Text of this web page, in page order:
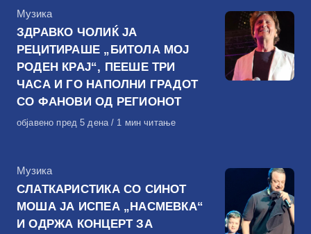
КАтегорија
Музика
ЗДРАВКО ЧОЛИЌ ЈА
РЕЦИТИРАШЕ „БИТОЛА МОЈ
РОДЕН КРАЈ“, ПЕЕШЕ ТРИ
ЧАСА И ГО НАПОЛНИ ГРАДОТ
СО ФАНОВИ ОД РЕГИОНОТ
Објавено
објавено пред 5 дена 1 мин читање
КАтегорија
Музика
СЛАТКАРИСТИКА СО СИНОТ
МОША ЈА ИСПЕА „НАСМЕВКА“
И ОДРЖА КОНЦЕРТ ЗА